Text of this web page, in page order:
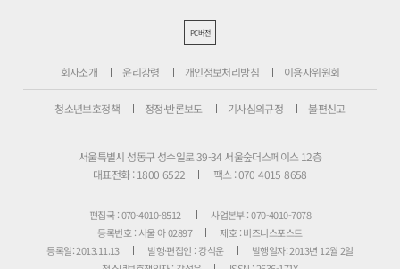
PC버전
회사소개 윤리강령 개인정보처리방침 이용자위원회
청소년보호정책 정정·반론보도 기사심의규정 불편신고
서울특별시 성동구 성수일로 39-34 서울숲더스페이스 12층
대표전화 : 1800-6522
팩스 : 070-4015-8658
편집국 : 070-4010-8512
사업본부 : 070-4010-7078
등록번호 : 서울 아 02897
제호 : 비즈니스포스트
등록일: 2013.11.13
발행·편집인 : 강석운
발행일자: 2013년 12월 2일